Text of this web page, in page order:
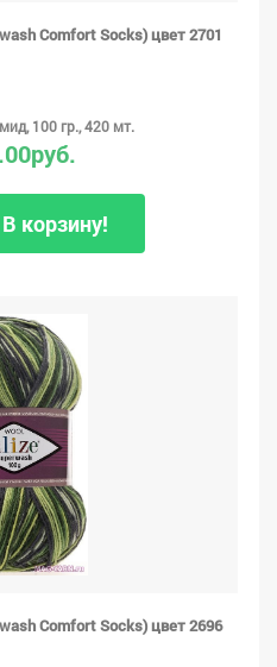
Comfort Socks) цвет 2701
100 гр., 420 мт.
В корзину!
Comfort Socks) цвет 2696